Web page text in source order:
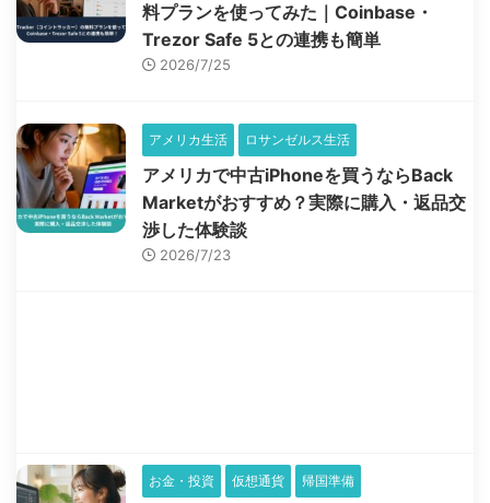
料プランを使ってみた｜Coinbase・
Trezor Safe 5との連携も簡単
2026/7/25
アメリカ生活 ロサンゼルス生活
アメリカで中古iPhoneを買うならBack
Marketがおすすめ？実際に購入・返品交
渉した体験談
2026/7/23
お金・投資 仮想通貨 帰国準備